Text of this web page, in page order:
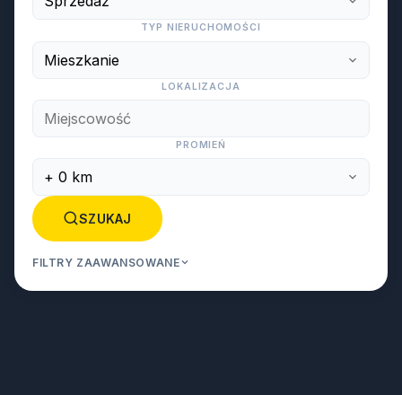
TYP NIERUCHOMOŚCI
LOKALIZACJA
PROMIEŃ
SZUKAJ
FILTRY ZAAWANSOWANE